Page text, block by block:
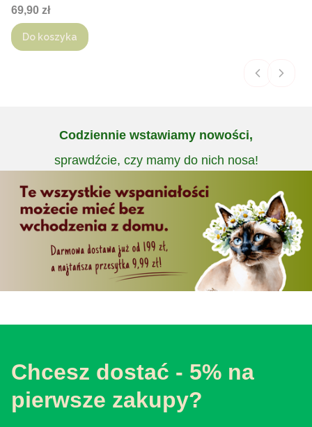
Cena
69,90 zł
Do koszyka
Codziennie wstawiamy nowości,
sprawdźcie, czy mamy do nich nosa!
Chcesz dostać - 5% na
pierwsze zakupy?